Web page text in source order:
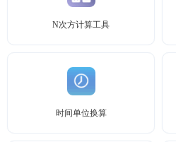
N次方计算工具
时间单位换算